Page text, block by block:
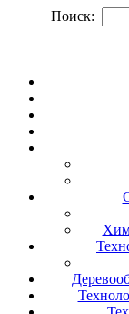
Поиск: